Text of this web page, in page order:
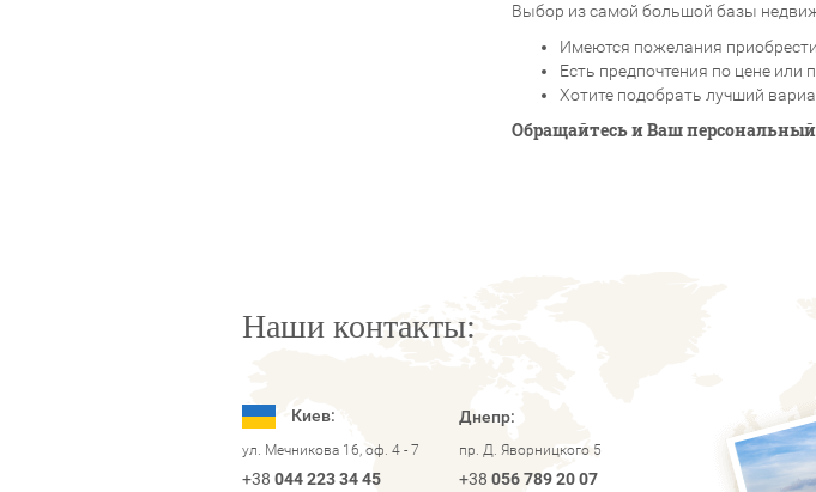
Выбор из самой большой базы
Имеются пожелания
Есть предпочтения по цене или
Хотите подобрать лучший
Обращайтесь и Ваш
Наши контакты:
Киев:
ул. Мечникова 16, оф. 4 - 7
+38 044 223 34 45
Днепр:
пр. Д. Яворницкого 5
+38 056 789 20 07